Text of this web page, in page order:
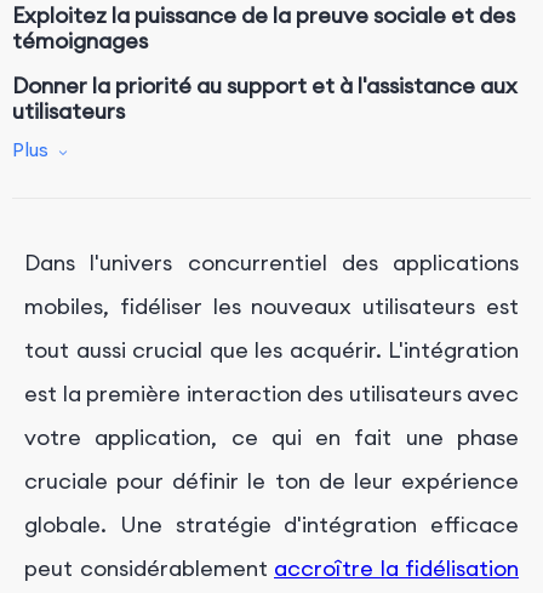
Exploitez la puissance de la preuve sociale et des
témoignages
Donner la priorité au support et à l'assistance aux
utilisateurs
Cultiver une communauté florissante
Conclusion
Obtenez un service de marketing d'applications
professionnel avec FoxData
Plus
Dans l'univers concurrentiel des applications
mobiles, fidéliser les nouveaux utilisateurs est
tout aussi crucial que les acquérir. L'intégration
est la première interaction des utilisateurs avec
votre application, ce qui en fait une phase
cruciale pour définir le ton de leur expérience
globale. Une stratégie d'intégration efficace
peut considérablement accroître la fidélisation